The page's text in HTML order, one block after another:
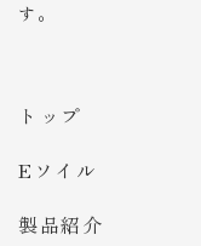
す。
トップ
Eソイル
製品紹介